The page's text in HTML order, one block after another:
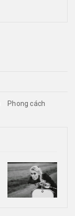
Phong cách